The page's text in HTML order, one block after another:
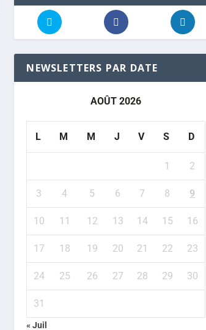
NEWSLETTERS PAR DATE
AOÛT 2026
L M M J V S D
1 2
3 4 5 6 7 8 9
10 11 12 13 14 15 16
17 18 19 20 21 22 23
24 25 26 27 28 29 30
31
« Juil